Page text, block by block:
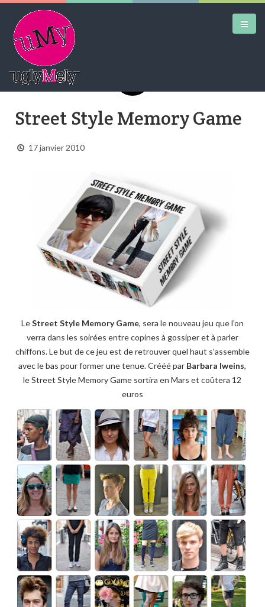
AIRTRAINERPEDIA
STREET ART
Street Style Memory Game
17 janvier 2010
LeStreet Style Memory Game, sera le nouveau jeu que l’on
verra dans les soirées entre copines à gossiper et à parler
chiffons. Le but de ce jeu est de retrouver quel haut s’assemble
avec le bas pour former une tenue. Crééé par Barbara Iweins,
le Street Style Memory Game sortira en Mars et coûtera 12
euros